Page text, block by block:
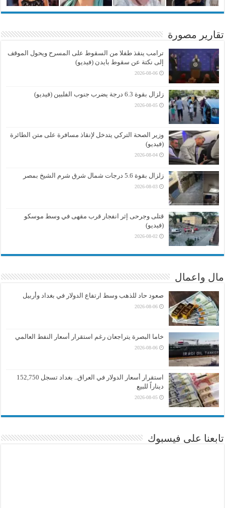
تقارير مصورة
ترامب ينقذ طفلا من السقوط على المسرح ويحول الموقف
إلى نكتة عن سقوط بايدن (فيديو)
2026-08-06
زلزال بقوة 6.3 درجة يضرب جنوب الفلبين (فيديو)
2026-08-05
وزير الصحة التركي يتدخل لإنقاذ مسافرة على متن الطائرة
(فيديو)
2026-08-04
زلزال بقوة 5.6 درجات شمال شرق شرم الشيخ بمصر
2026-08-03
قتلى وجرحى إثر انفجار قرب مقهى في وسط موسكو
(فيديو)
2026-08-02
مال واعمال
صعود حاد للذهب وسط ارتفاع الدولار في بغداد وأربيل
2026-08-06
خاما البصرة يتراجعان رغم استقرار أسعار النفط العالمي
2026-08-06
استقرار أسعار الدولار في العراق.. بغداد تسجل 152,750
ديناراً للبيع
2026-08-05
تابعنا على فيسبوك